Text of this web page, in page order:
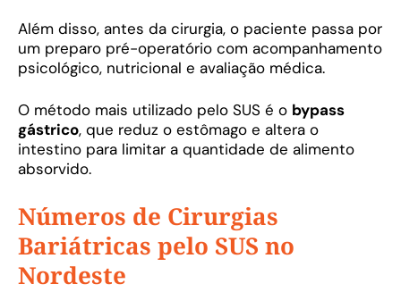
Além disso, antes da cirurgia, o paciente passa por
um preparo pré-operatório com acompanhamento
psicológico, nutricional e avaliação médica.
O método mais utilizado pelo SUS é o bypass
gástrico, que reduz o estômago e altera o
intestino para limitar a quantidade de alimento
absorvido.
Números de Cirurgias
Bariátricas pelo SUS no
Nordeste